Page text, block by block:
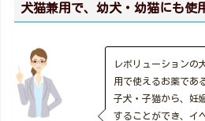
犬猫兼用で、幼犬・幼猫にも使
レボリューションの
用で使えるお薬であ
子犬・子猫から、妊
することができ、イ